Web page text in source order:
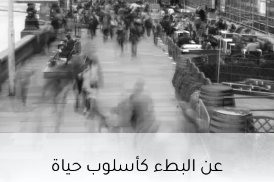
كتب
تقنية
متفرقات
عن البطء كأسلوب حياة